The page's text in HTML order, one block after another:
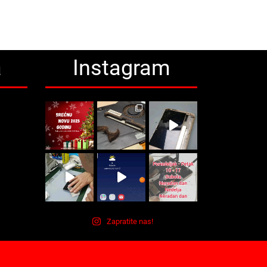
Instagram
Zapratite nas!